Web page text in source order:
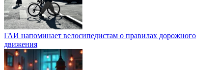
ГАИ напоминает велосипедистам о правилах дорожного
движения